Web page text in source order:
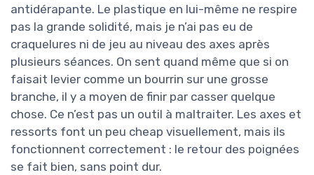
antidérapante. Le plastique en lui-même ne respire
pas la grande solidité, mais je n’ai pas eu de
craquelures ni de jeu au niveau des axes après
plusieurs séances. On sent quand même que si on
faisait levier comme un bourrin sur une grosse
branche, il y a moyen de finir par casser quelque
chose. Ce n’est pas un outil à maltraiter. Les axes et
ressorts font un peu cheap visuellement, mais ils
fonctionnent correctement : le retour des poignées
se fait bien, sans point dur.